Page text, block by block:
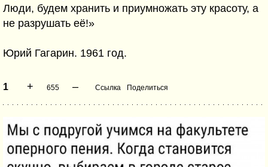
Люди, будем хранить и приумножать эту красоту, а
не разрушать её!»
Юрий Гагарин. 1961 год.
1 + 655 – Ссылка Поделиться